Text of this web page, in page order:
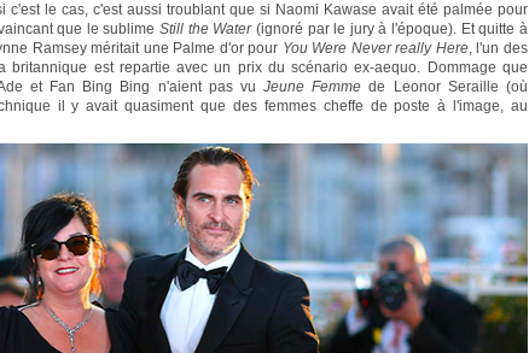
c'est le cas, c'est aussi troublant que si Naomi Kawase avait été palmée pour
que le sublimeStill the Water(ignoré par le jury à l'époque). Et quitte à
Ramsey méritait une Palme d'or pour You Were Never really Here, l'un des
britannique est repartie avec un prix du scénario ex-aequo. Dommage que
et Fan Bing Bing n'aient pas vuJeune Femme de Leonor Seraille (où
il y avait quasiment que des femmes cheffe de poste à l'image, au